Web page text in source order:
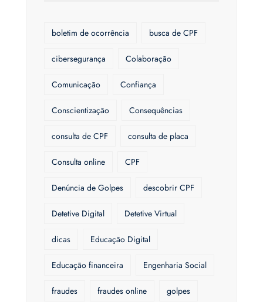
boletim de ocorrência busca de CPF
cibersegurança Colaboração
Comunicação Confiança
Conscientização Consequências
consulta de CPF consulta de placa
Consulta online CPF
Denúncia de Golpes descobrir CPF
Detetive Digital Detetive Virtual
dicas Educação Digital
Educação financeira Engenharia Social
fraudes fraudes online golpes